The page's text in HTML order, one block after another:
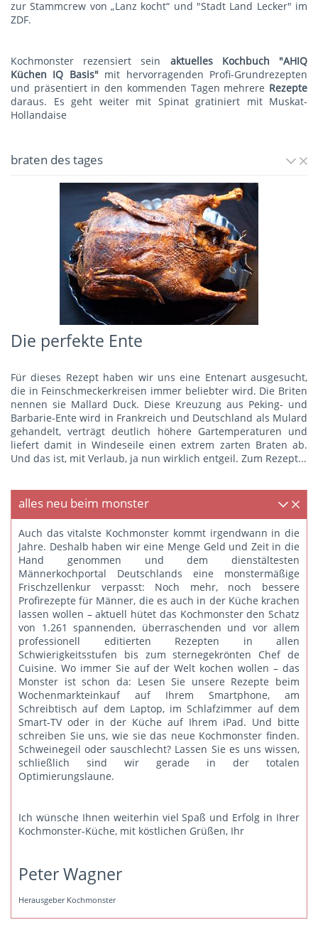
zur Stammcrew von „Lanz kocht“ und "Stadt Land Lecker" im
ZDF.
Kochmonster rezensiert sein aktuelles Kochbuch "AHIQ
Küchen IQ Basis" mit hervorragenden Profi-Grundrezepten
und präsentiert in den kommenden Tagen mehrere Rezepte
daraus. Es geht weiter mit Spinat gratiniert mit Muskat-
Hollandaise
braten des tages
Die perfekte Ente
Für dieses Rezept haben wir uns eine Entenart ausgesucht,
die in Feinschmeckerkreisen immer beliebter wird. Die Briten
nennen sie Mallard Duck. Diese Kreuzung aus Peking- und
Barbarie-Ente wird in Frankreich und Deutschland als Mulard
gehandelt, verträgt deutlich höhere Gartemperaturen und
liefert damit in Windeseile einen extrem zarten Braten ab.
Und das ist, mit Verlaub, ja nun wirklich entgeil. Zum Rezept...
alles neu beim monster
Auch das vitalste Kochmonster kommt irgendwann in die
Jahre. Deshalb haben wir eine Menge Geld und Zeit in die
Hand genommen und dem dienstältesten
Männerkochportal Deutschlands eine monstermäßige
Frischzellenkur verpasst: Noch mehr, noch bessere
Profirezepte für Männer, die es auch in der Küche krachen
lassen wollen – aktuell hütet das Kochmonster den Schatz
von 1.261 spannenden, überraschenden und vor allem
professionell editierten Rezepten in allen
Schwierigkeitsstufen bis zum sternegekrönten Chef de
Cuisine. Wo immer Sie auf der Welt kochen wollen – das
Monster ist schon da: Lesen Sie unsere Rezepte beim
Wochenmarkteinkauf auf Ihrem Smartphone, am
Schreibtisch auf dem Laptop, im Schlafzimmer auf dem
Smart-TV oder in der Küche auf Ihrem iPad. Und bitte
schreiben Sie uns, wie sie das neue Kochmonster finden.
Schweinegeil oder sauschlecht? Lassen Sie es uns wissen,
schließlich sind wir gerade in der totalen
Optimierungslaune.
Ich wünsche Ihnen weiterhin viel Spaß und Erfolg in Ihrer
Kochmonster-Küche, mit köstlichen Grüßen, Ihr
Peter Wagner
Herausgeber Kochmonster